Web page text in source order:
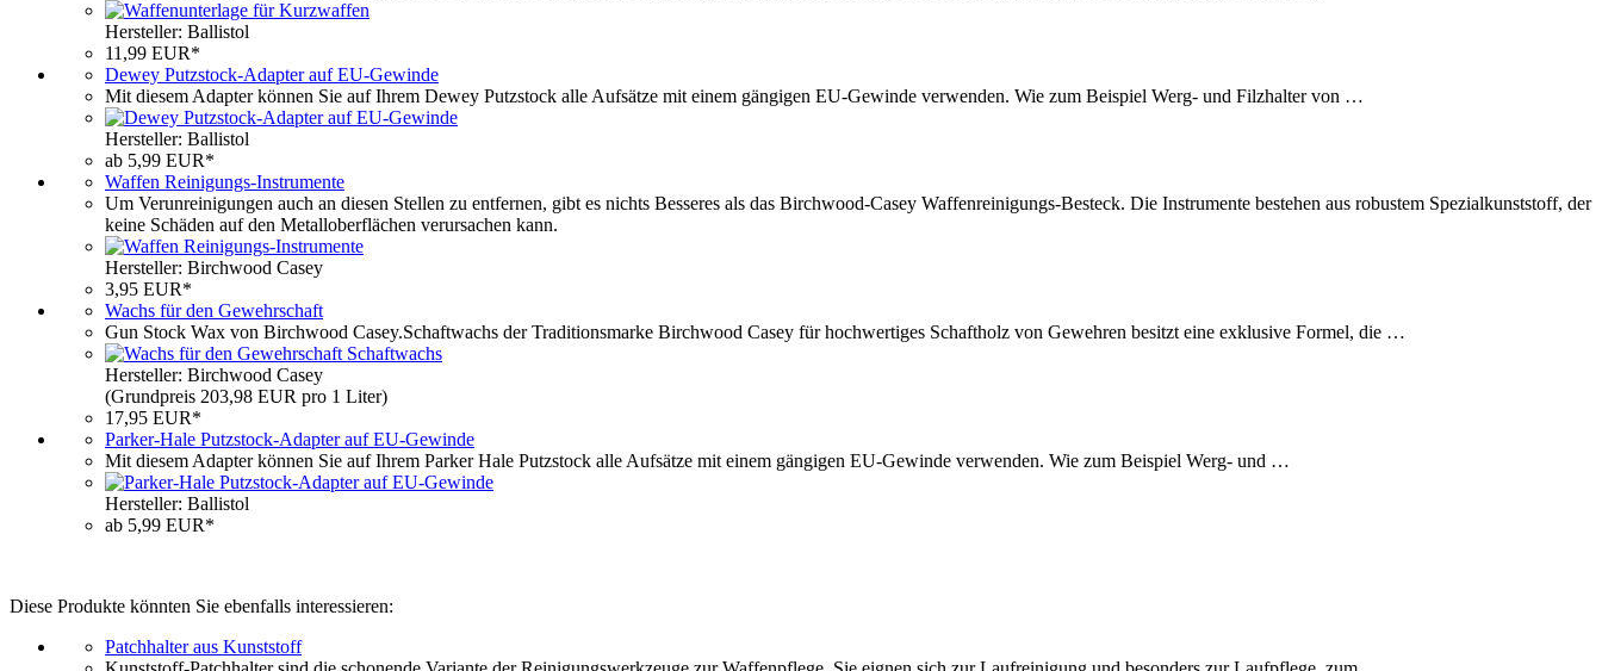
Hersteller: Ballistol
11,99 EUR*
Dewey Putzstock-Adapter auf EU-Gewinde
Mit diesem Adapter können Sie auf Ihrem Dewey Putzstock alle Aufsätze mit einem gängigen EU-Gewinde verwenden. Wie zum Beispiel Werg- und Filzhalter von …
Hersteller: Ballistol
ab 5,99 EUR*
Waffen Reinigungs-Instrumente
Um Verunreinigungen auch an diesen Stellen zu entfernen, gibt es nichts Besseres als das Birchwood-Casey Waffenreinigungs-Besteck. Die Instrumente bestehen aus robustem Spezialkunststoff, der
keine Schäden auf den Metalloberflächen verursachen kann.
Hersteller: Birchwood Casey
3,95 EUR*
Wachs für den Gewehrschaft
Gun Stock Wax von Birchwood Casey.Schaftwachs der Traditionsmarke Birchwood Casey für hochwertiges Schaftholz von Gewehren besitzt eine exklusive Formel, die …
Hersteller: Birchwood Casey
(Grundpreis 203,98 EUR pro 1 Liter)
17,95 EUR*
Parker-Hale Putzstock-Adapter auf EU-Gewinde
Mit diesem Adapter können Sie auf Ihrem Parker Hale Putzstock alle Aufsätze mit einem gängigen EU-Gewinde verwenden. Wie zum Beispiel Werg- und …
Hersteller: Ballistol
ab 5,99 EUR*
Diese Produkte könnten Sie ebenfalls interessieren:
Patchhalter aus Kunststoff